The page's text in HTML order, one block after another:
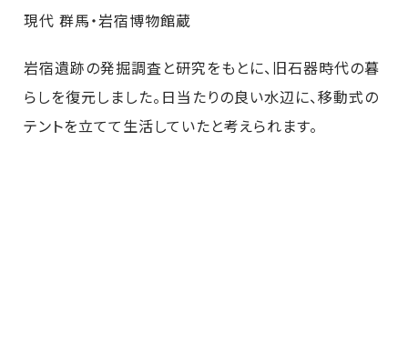
現代 群馬・岩宿博物館蔵
岩宿遺跡の発掘調査と研究をもとに、旧石器時代の暮
らしを復元しました。日当たりの良い水辺に、移動式の
テントを立てて生活していたと考えられます。